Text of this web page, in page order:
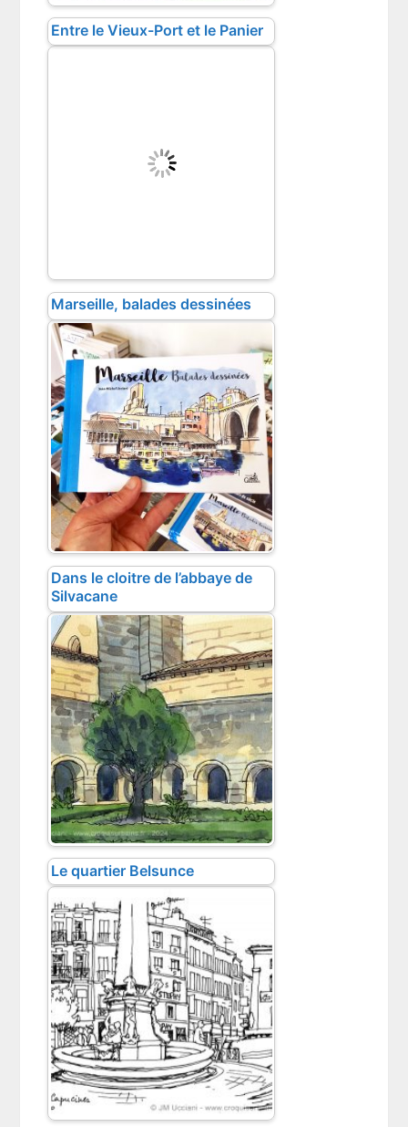
Entre le Vieux-Port et le Panier
Marseille, balades dessinées
Dans le cloitre de l’abbaye de
Silvacane
Le quartier Belsunce